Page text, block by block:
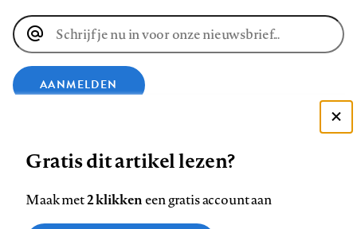
E-
mailadres
AANMELDEN
ons
Zie onze cookie policy
Gratis dit artikel lezen?
Maak met2 klikkeneen gratis account aan